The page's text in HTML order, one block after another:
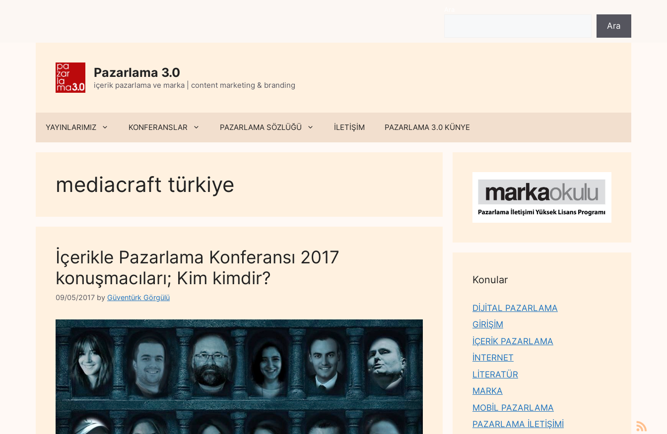
Ara
Pazarlama 3.0
içerik pazarlama ve marka | content marketing & branding
YAYINLARIMIZ KONFERANSLAR PAZARLAMA SÖZLÜĞÜ İLETİŞİM PAZARLAMA 3.0 KÜNYE
mediacraft türkiye
İçerikle Pazarlama Konferansı 2017
konuşmacıları; Kim kimdir?
09/05/2017 by Güventürk Görgülü
Konular
DİJİTAL PAZARLAMA
GİRİŞİM
İÇERİK PAZARLAMA
İNTERNET
LİTERATÜR
MARKA
MOBİL PAZARLAMA
PAZARLAMA İLETİŞİMİ